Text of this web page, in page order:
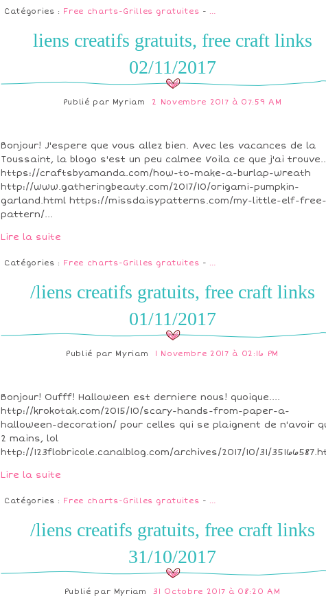
Catégories : Free charts-Grilles gratuites - …
liens creatifs gratuits, free craft links
02/11/2017
Publié par Myriam 2 Novembre 2017 à 07:59 AM
Bonjour! J'espere que vous allez bien. Avec les vacances de la
Toussaint, la blogo s'est un peu calmee Voila ce que j'ai
https://craftsbyamanda.com/how-to-make-a-burlap-wreath
http://www.gatheringbeauty.com/2017/10/origami-pumpkin-
garland.html https://missdaisypatterns.com/my-little-elf-free-
pattern/...
Lire la suite
Catégories : Free charts-Grilles gratuites - …
/liens creatifs gratuits, free craft links
01/11/2017
Publié par Myriam 1 Novembre 2017 à 02:16 PM
Bonjour! Oufff! Halloween est derniere nous! quoique....
http://krokotak.com/2015/10/scary-hands-from-paper-a-
halloween-decoration/ pour celles qui se plaignent de n'avoir
2 mains, lol
http://123flobricole.canalblog.com/archives/2017/10/31/
Lire la suite
Catégories : Free charts-Grilles gratuites - …
/liens creatifs gratuits, free craft links
31/10/2017
Publié par Myriam 31 Octobre 2017 à 08:20 AM